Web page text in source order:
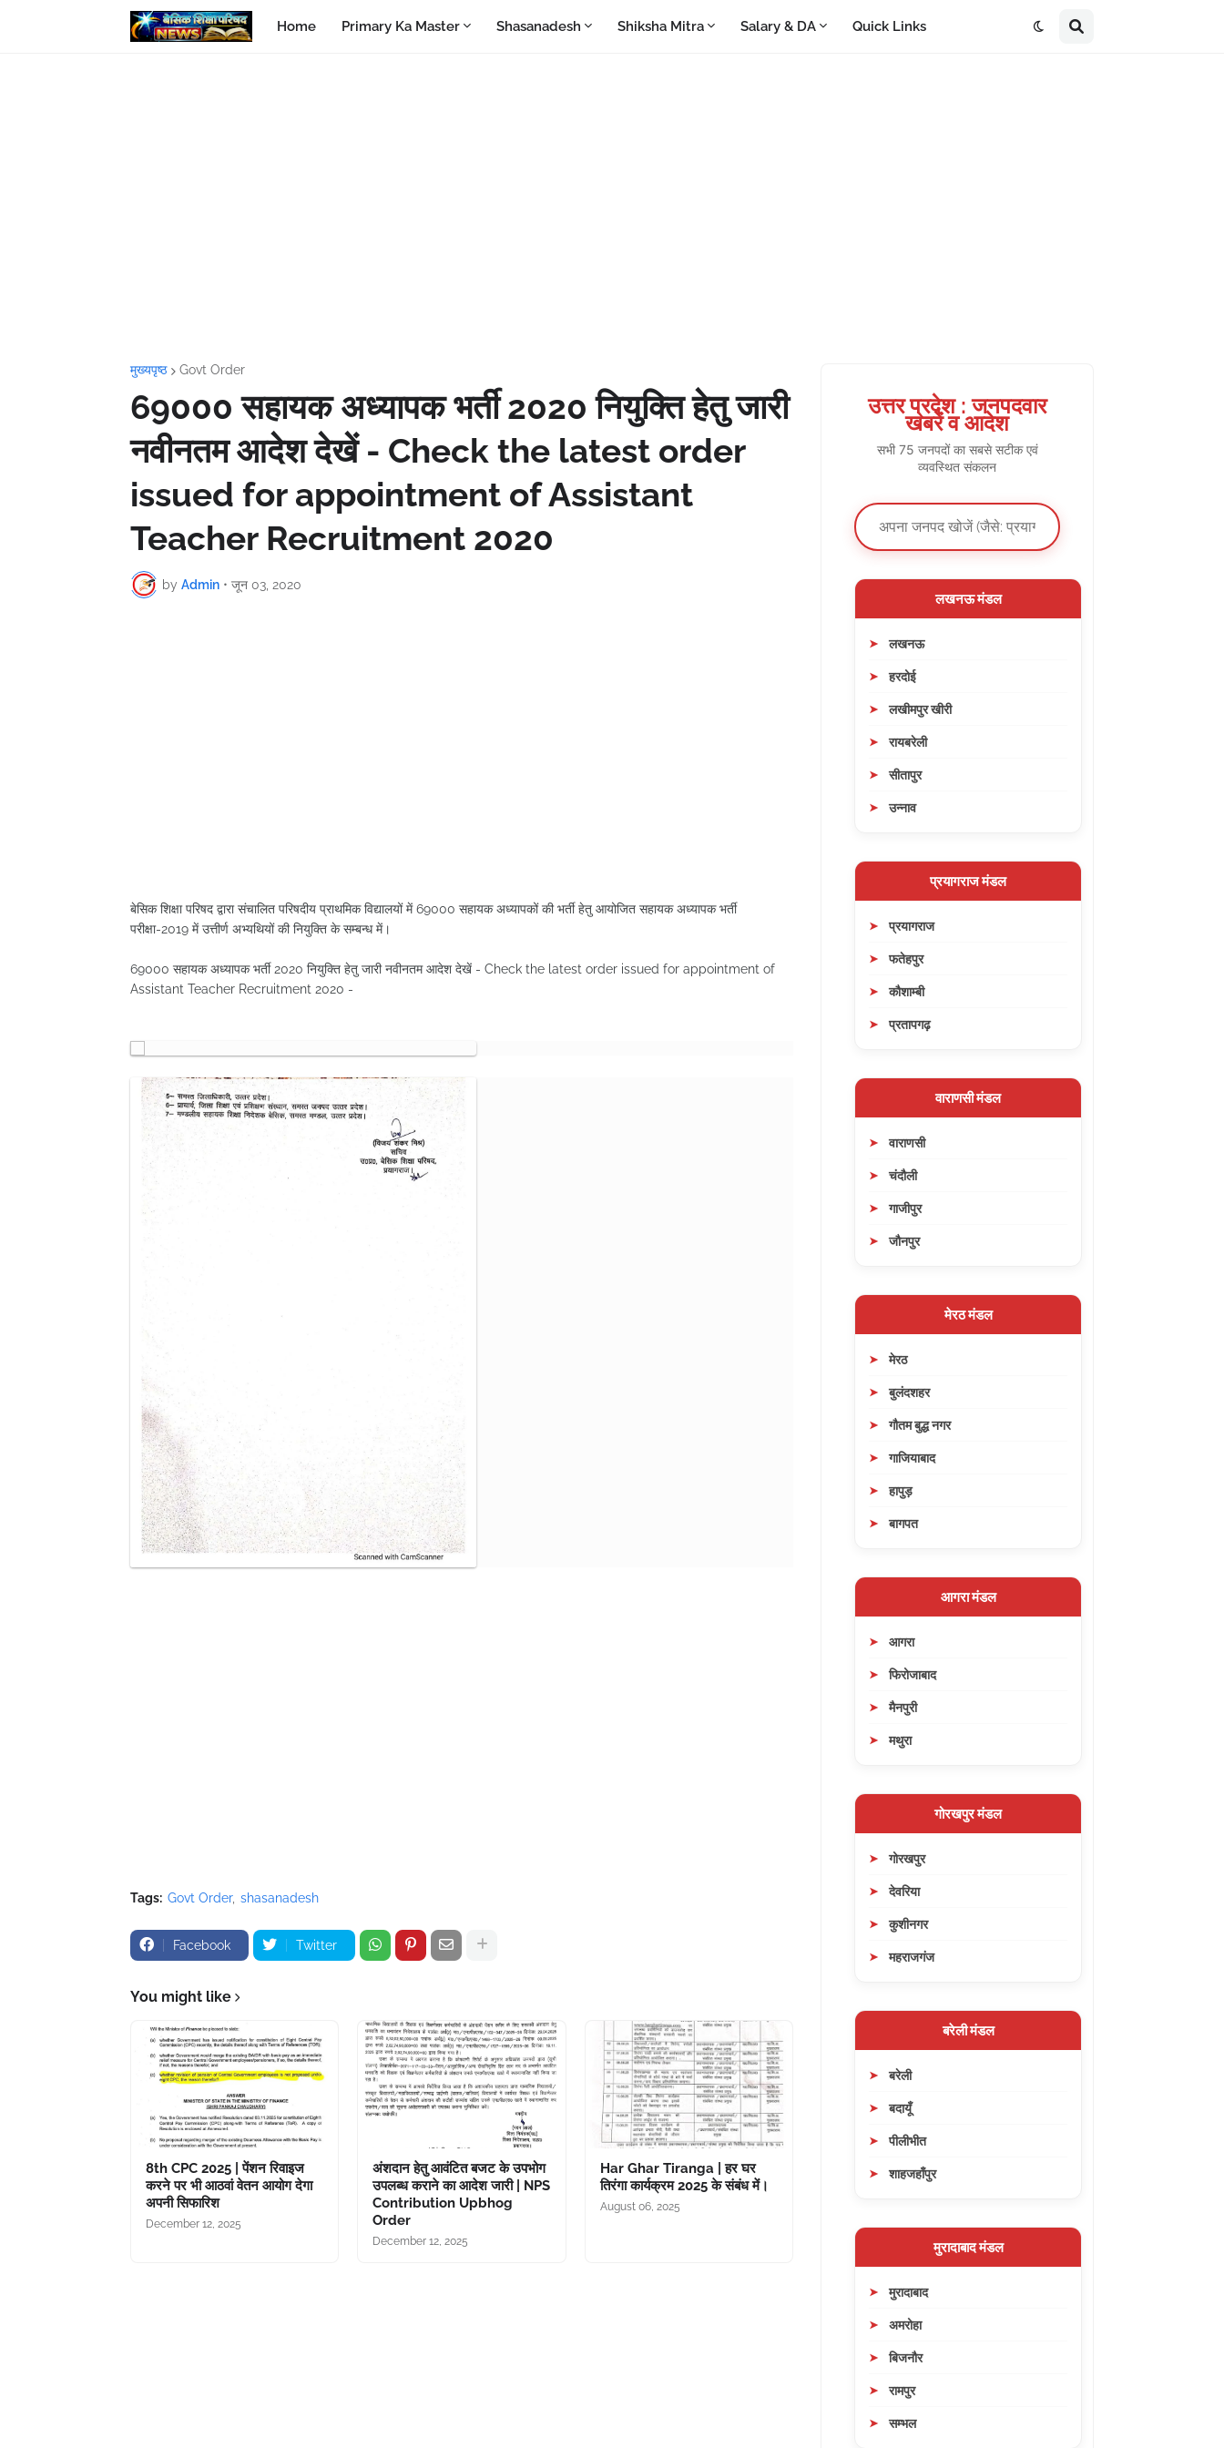
Home Primary Ka Master Shasanadesh Shiksha Mitra Salary & DA Quick Links
मुख्यपृष्ठ Govt Order
69000 सहायक अध्यापक भर्ती 2020 नियुक्ति हेतु जारी
नवीनतम आदेश देखें - Check the latest order
issued for appointment of Assistant
Teacher Recruitment 2020
by Admin • जून 03, 2020
बेसिक शिक्षा परिषद द्वारा संचालित परिषदीय प्राथमिक विद्यालयों में 69000 सहायक अध्यापकों की भर्ती हेतु आयोजित सहायक अध्यापक भर्ती
परीक्षा-2019 में उत्तीर्ण अभ्यथियों की नियुक्ति के सम्बन्ध में।
69000 सहायक अध्यापक भर्ती 2020 नियुक्ति हेतु जारी नवीनतम आदेश देखें - Check the latest order issued for appointment of
Assistant Teacher Recruitment 2020 -
Tags: Govt Order shasanadesh
Facebook Twitter
You might like
8th CPC 2025 | पेंशन रिवाइज
करने पर भी आठवां वेतन आयोग देगा
अपनी सिफारिश
December 12, 2025
अंशदान हेतु आवंटित बजट के उपभोग
उपलब्ध कराने का आदेश जारी | NPS
Contribution Upbhog
Order
December 12, 2025
Har Ghar Tiranga | हर घर
तिरंगा कार्यक्रम 2025 के संबंध में।
August 06, 2025
उत्तर प्रदेश : जनपदवार
खबरें व आदेश
सभी 75 जनपदों का सबसे सटीक एवं
व्यवस्थित संकलन
लखनऊ मंडल
लखनऊ
हरदोई
लखीमपुर खीरी
रायबरेली
सीतापुर
उन्नाव
प्रयागराज मंडल
प्रयागराज
फतेहपुर
कौशाम्बी
प्रतापगढ़
वाराणसी मंडल
वाराणसी
चंदौली
गाजीपुर
जौनपुर
मेरठ मंडल
मेरठ
बुलंदशहर
गौतम बुद्ध नगर
गाजियाबाद
हापुड़
बागपत
आगरा मंडल
आगरा
फिरोजाबाद
मैनपुरी
मथुरा
गोरखपुर मंडल
गोरखपुर
देवरिया
कुशीनगर
महराजगंज
बरेली मंडल
बरेली
बदायूँ
पीलीभीत
शाहजहाँपुर
मुरादाबाद मंडल
मुरादाबाद
अमरोहा
बिजनौर
रामपुर
सम्भल